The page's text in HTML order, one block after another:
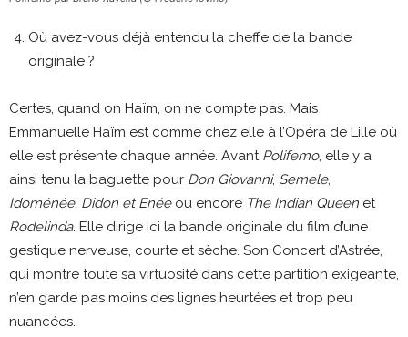
Où avez-vous déjà entendu la cheffe de la bande
originale ?
Certes, quand on Haïm, on ne compte pas. Mais
Emmanuelle Haïm est comme chez elle à l’Opéra de Lille où
elle est présente chaque année. Avant Polifemo, elle y a
ainsi tenu la baguette pour Don Giovanni, Semele,
Idoménée, Didon et Enéeou encore The Indian Queen et
Rodelinda. Elle dirige ici la bande originale du film d’une
gestique nerveuse, courte et sèche. Son Concert d’Astrée,
qui montre toute sa virtuosité dans cette partition exigeante,
n’en garde pas moins des lignes heurtées et trop peu
nuancées.